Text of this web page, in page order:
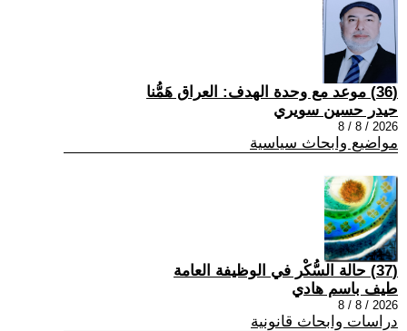
(36) موعد مع وحدة الهدف: العراق هَمُّنا
حيدر حسين سويري
2026 / 8 / 8
مواضيع وابحاث سياسية
(37) حالة السُّكْر في الوظيفة العامة
طيف باسم هادي
2026 / 8 / 8
دراسات وابحاث قانونية